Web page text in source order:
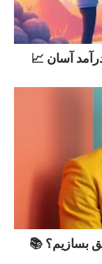
آسان 📈
بسازیم؟ 📚